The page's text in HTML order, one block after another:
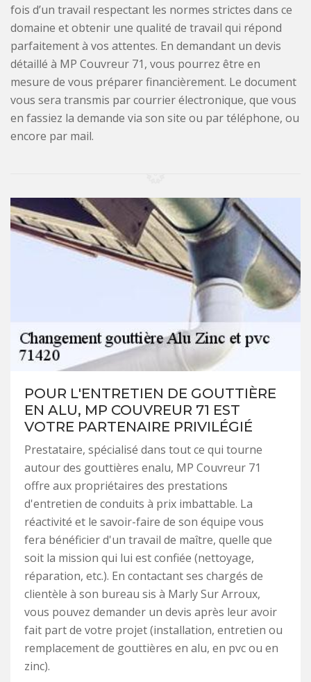
fois d’un travail respectant les normes strictes dans ce
domaine et obtenir une qualité de travail qui répond
parfaitement à vos attentes. En demandant un devis
détaillé à MP Couvreur 71, vous pourrez être en
mesure de vous préparer financièrement. Le document
vous sera transmis par courrier électronique, que vous
en fassiez la demande via son site ou par téléphone, ou
encore par mail.
POUR L'ENTRETIEN DE GOUTTIÈRE
EN ALU, MP COUVREUR 71 EST
VOTRE PARTENAIRE PRIVILÉGIÉ
Prestataire, spécialisé dans tout ce qui tourne
autour des gouttières enalu, MP Couvreur 71
offre aux propriétaires des prestations
d'entretien de conduits à prix imbattable. La
réactivité et le savoir-faire de son équipe vous
fera bénéficier d'un travail de maître, quelle que
soit la mission qui lui est confiée (nettoyage,
réparation, etc.). En contactant ses chargés de
clientèle à son bureau sis à Marly Sur Arroux,
vous pouvez demander un devis après leur avoir
fait part de votre projet (installation, entretien ou
remplacement de gouttières en alu, en pvc ou en
zinc).